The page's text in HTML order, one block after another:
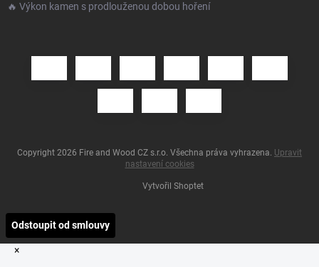
🔥 Výkon kamen s prodlouženou dobou hoření
Vytvořil Shoptet
Copyright 2026 Fire and Wood CZ s.r.o. Všechna práva vyhrazena. Upravit
nastavení cookies
Odstoupit od smlouvy
×